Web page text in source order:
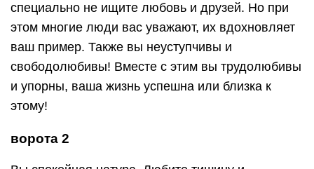
специально не ищите любовь и друзей. Но при
этом многие люди вас уважают, их вдохновляет
ваш пример. Также вы неуступчивы и
свободолюбивы! Вместе с этим вы трудолюбивы
и упорны, ваша жизнь успешна или близка к
этому!
ворота 2